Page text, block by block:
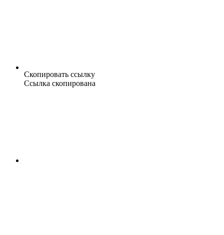
Скопировать ссылку
Ссылка скопирована